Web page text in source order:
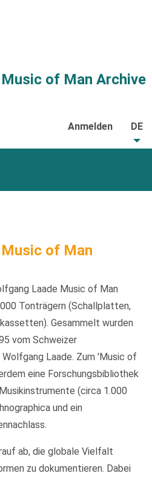
of Man Archive
Anmelden DE
of Man
Laade Music of Man
Tonträgern (Schallplatten,
Gesammelt wurden
vom Schweizer
Laade. Zum 'Music of
eine Forschungsbibliothek
(circa 1.000
und ein
ab, die globale Vielfalt
zu dokumentieren. Dabei